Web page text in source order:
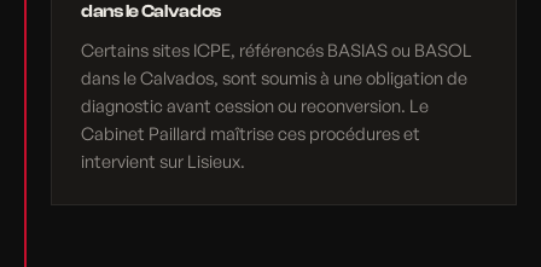
dans le Calvados
Certains sites ICPE, référencés BASIAS ou BASOL
dans le Calvados, sont soumis à une obligation de
diagnostic avant cession ou reconversion. Le
Cabinet Paillard maîtrise ces procédures et
intervient sur Lisieux.